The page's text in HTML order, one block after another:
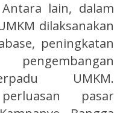
lain, dalam
dilaksanakan
peningkatan
UMKM.
pasar